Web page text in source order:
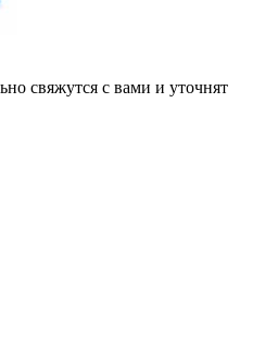
свяжутся с вами и уточнят